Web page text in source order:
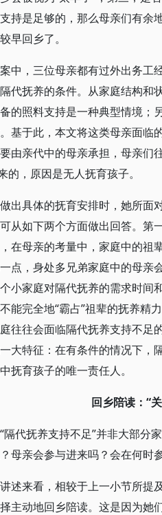
持是足够的，那么母亲们有
早回乡了。
中，三位母亲都有过外出务工
代抚养的条件。从家庭结构
的照料支持是一种典型情境；
基于此，本文将这类母亲面临
由亲代中的母亲承担，母亲们
的，原因是无人抚育孩子。
出具体的抚育安排时，她所面
从如下两个方面做出回答。第
在母亲的考量中，家庭中的祖
点，身处多兄弟家庭中的母亲
小家庭对隔代抚养的需求时
能完全地“霸占”祖辈的抚养精
往往会面临隔代抚养支持不足
大特征：在有条件的情况下
抚育孩子的唯一责任人。
回乡陪读：“
隔代抚养支持不足”并非大部分
母亲会参与进来吗？会在何时
述来看，相较于上一小节所
主动地回乡陪读。这是因为